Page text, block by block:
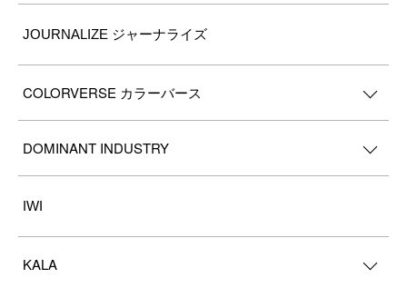
JOURNALIZE ジャーナライズ
COLORVERSE カラーバース
DOMINANT INDUSTRY
IWI
KALA